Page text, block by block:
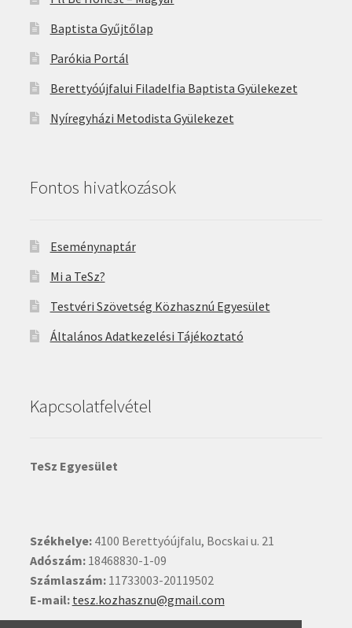
Baptista Gyűjtőlap
Parókia Portál
Berettyóújfalui Filadelfia Baptista Gyülekezet
Nyíregyházi Metodista Gyülekezet
Fontos hivatkozások
Eseménynaptár
Mi a TeSz?
Testvéri Szövetség Közhasznú Egyesület
Általános Adatkezelési Tájékoztató
Kapcsolatfelvétel
TeSz Egyesület
Székhelye:4100 Berettyóújfalu, Bocskai u. 21
Adószám:18468830-1-09
Számlaszám:11733003-20119502
E-mail: tesz.kozhasznu@gmail.com